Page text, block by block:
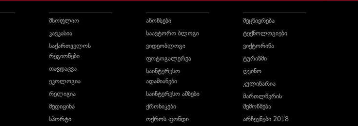
მსოფლიო
კავკასია
საქართველოს
რეგიონები
თავდაცვა
ეკოლოგია
რელიგია
მედიცინა
სპორტი
ანონსები
საავტორო ბლოგი
ვიდეობლოგი
ფოტოგალერეა
საინტერესო
ადამიანები
საინტერესო ამბები
ქრონიკები
ოქროს ფონდი
მეცნიერება
ტექნოლოგიები
ვიქტორინა
ტურიზმი
ღვინო
კულინარია
მართლწერის
შემოწმება
არჩევნები 2018